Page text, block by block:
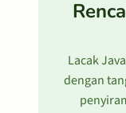
Lacak
dengan